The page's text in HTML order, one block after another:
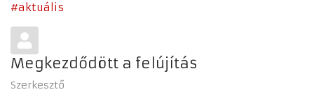
aktuális
Megkezdődött a felújítás
Szerkesztő